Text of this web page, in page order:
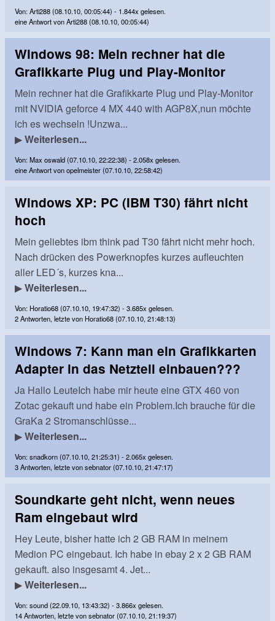
Von: Arti288 (08.10.10, 00:05:44) - 1.844x gelesen.
eine Antwort von Arti288 (08.10.10, 00:05:44)
Windows 98: Mein rechner hat die
Grafikkarte Plug und Play-Monitor
Mein rechner hat die Grafikkarte Plug und Play-Monitor
mit NVIDIA geforce 4 MX 440 with AGP8X,nun möchte
ich es wechseln !Unzwa...
▶Weiterlesen...
Von: Max oswald (07.10.10, 22:22:38) - 2.058x gelesen.
eine Antwort von opelmeister (07.10.10, 22:58:42)
Windows XP: PC (IBM T30) fährt nicht
hoch
Mein geliebtes ibm think pad T30 fährt nicht mehr hoch.
Nach drücken des Powerknopfes kurzes aufleuchten
aller LED´s, kurzes kna...
▶Weiterlesen...
Von: Horatio68 (07.10.10, 19:47:32) - 3.685x gelesen.
2 Antworten, letzte von Horatio68 (07.10.10, 21:48:13)
Windows 7: Kann man ein Grafikkarten
Adapter in das Netzteil einbauen???
Ja Hallo LeuteIch habe mir heute eine GTX 460 von
Zotac gekauft und habe ein Problem.Ich brauche für die
GraKa 2 Stromanschlüsse...
▶Weiterlesen...
Von: snadkorn (07.10.10, 21:25:31) - 2.065x gelesen.
3 Antworten, letzte von sebnator (07.10.10, 21:47:17)
Soundkarte geht nicht, wenn neues
Ram eingebaut wird
Hey Leute, bisher hatte ich 2 GB RAM in meinem
Medion PC eingebaut. Ich habe in ebay 2 x 2 GB RAM
gekauft. also insgesamt 4. Jet...
▶Weiterlesen...
Von: sound (22.09.10, 13:43:32) - 3.866x gelesen.
14 Antworten, letzte von sebnator (07.10.10, 21:19:37)